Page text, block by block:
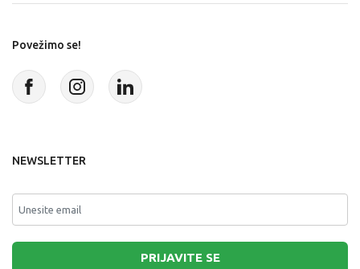
Povežimo se!
NEWSLETTER
PRIJAVITE SE